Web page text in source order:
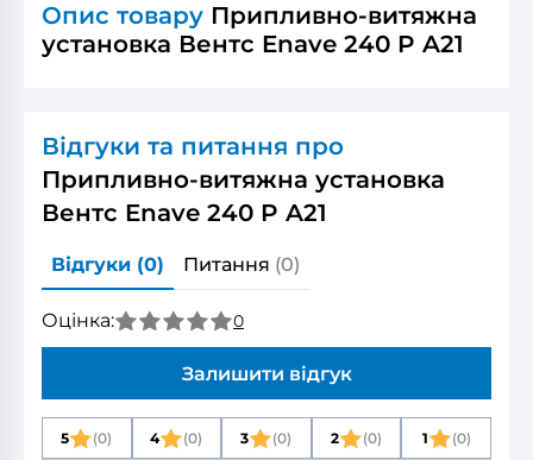
Опис товару Припливно-витяжна
установка Вентс Enave 240 P A21
Відгуки та питання про
Припливно-витяжна установка
Вентс Enave 240 P A21
Відгуки (0) Питання (0)
Оцінка: 0
Залишити відгук
5 (0) 4 (0) 3 (0) 2 (0) 1 (0)